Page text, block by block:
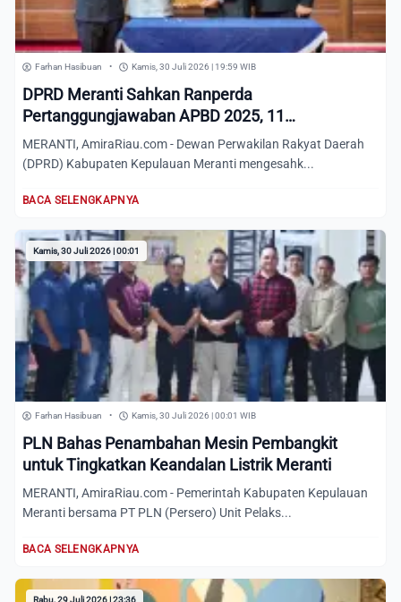
Farhan Hasibuan • Kamis, 30 Juli 2026 | 19:59 WIB
DPRD Meranti Sahkan Ranperda
Pertanggungjawaban APBD 2025, 11
Rekomendasi Banggar Jadi Catatan Pemkab
MERANTI, AmiraRiau.com - Dewan Perwakilan Rakyat Daerah
(DPRD) Kabupaten Kepulauan Meranti mengesahk...
BACA SELENGKAPNYA
Kamis, 30 Juli 2026 | 00:01
Farhan Hasibuan • Kamis, 30 Juli 2026 | 00:01 WIB
PLN Bahas Penambahan Mesin Pembangkit
untuk Tingkatkan Keandalan Listrik Meranti
MERANTI, AmiraRiau.com - Pemerintah Kabupaten Kepulauan
Meranti bersama PT PLN (Persero) Unit Pelaks...
BACA SELENGKAPNYA
Rabu, 29 Juli 2026 | 23:36